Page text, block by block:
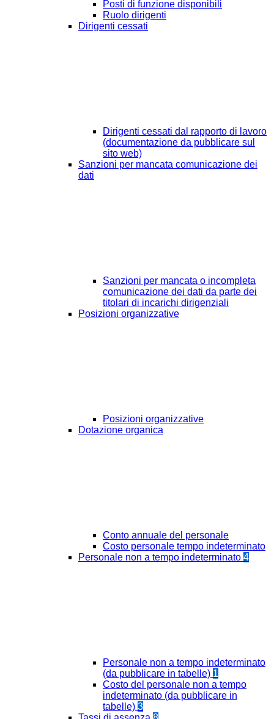
Posti di funzione disponibili
Ruolo dirigenti
Dirigenti cessati
Dirigenti cessati dal rapporto di lavoro
(documentazione da pubblicare sul
sito web)
Sanzioni per mancata comunicazione dei
dati
Sanzioni per mancata o incompleta
comunicazione dei dati da parte dei
titolari di incarichi dirigenziali
Posizioni organizzative
Posizioni organizzative
Dotazione organica
Conto annuale del personale
Costo personale tempo indeterminato
Personale non a tempo indeterminato 4
Personale non a tempo indeterminato
(da pubblicare in tabelle) 1
Costo del personale non a tempo
indeterminato (da pubblicare in
tabelle) 3